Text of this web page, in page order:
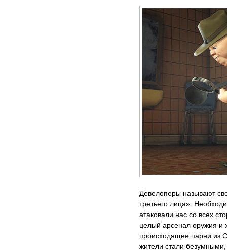
Девелоперы называют
третьего лица».
атаковали нас со всех
целый арсенал оружия и
происходящее парни из
жители стали